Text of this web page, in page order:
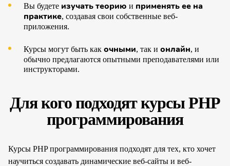
Вы будете изучать теорию и применять ее на
практике, создавая свои собственные веб-
приложения.
Курсы могут быть как очными, так и онлайн, и
обычно предлагаются опытными преподавателями или
инструкторами.
Для кого подходят курсы PHP
программирования
Курсы PHP программирования подходят для тех, кто хочет
научиться создавать динамические веб-сайты и веб-